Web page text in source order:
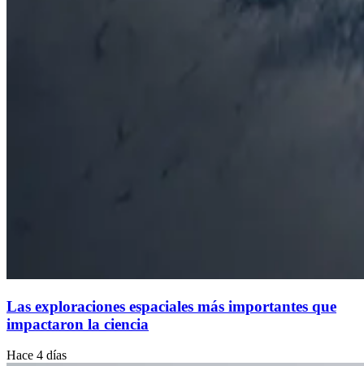
Las exploraciones espaciales más importantes que
impactaron la ciencia
Hace 4 días